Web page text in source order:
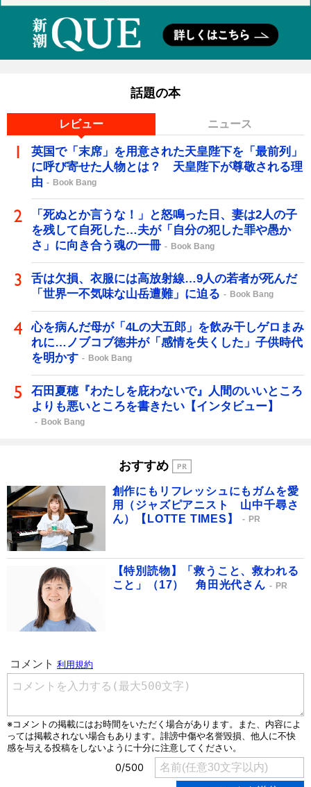
話題の本
レビュー ニュース
英国で「末席」を用意された天皇陛下を「最前列」
に呼び寄せた人物とは？ 天皇陛下が尊敬される理
由
Book Bang
「死ぬとか言うな！」と怒鳴った日、妻は2人の子
を残して自死した…夫が「自分の犯した罪や愚か
さ」に向き合う魂の一冊
Book Bang
舌は欠損、衣服には高放射線…9人の若者が死んだ
「世界一不気味な山岳遭難」に迫る
Book Bang
心を病んだ母が「4Lの大五郎」を飲み干しゲロまみ
れに…ノブコブ徳井が「感情を失くした」子供時代
を明かす
Book Bang
石田夏穂『わたしを庇わないで』人間のいいところ
よりも悪いところを書きたい【インタビュー】
Book Bang
おすすめ
創作にもリフレッシュにもガムを愛
用（ジャズピアニスト 山中千尋さ
ん）【LOTTE TIMES】
PR
【特別読物】「救うこと、救われる
こと」（17） 角田光代さん
PR